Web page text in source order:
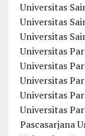
Universitas
Universitas
Universitas
Universitas
Universitas
Universitas
Universitas
Universitas
Pascasarjana